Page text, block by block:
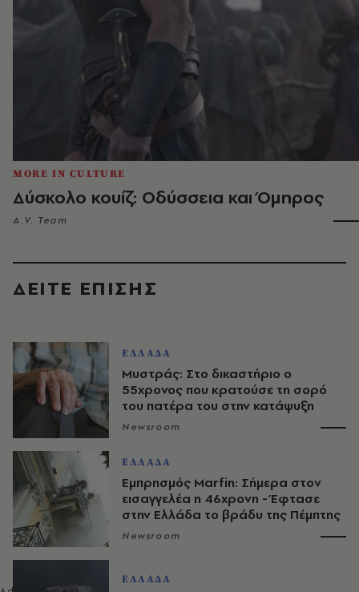
MORE IN CULTURE
Δύσκολο κουίζ: Οδύσσεια και Όμηρος
A.V. Team
ΔΕΙΤΕ ΕΠΙΣΗΣ
ΕΛΛΑΔΑ
Μυστράς: Στο δικαστήριο ο
55χρονος που κρατούσε τη σορό
του πατέρα του στην κατάψυξη
Newsroom
ΕΛΛΑΔΑ
Εμπρησμός Marfin: Σήμερα στον
εισαγγελέα η 46χρονη - Έφτασε
στην Ελλάδα το βράδυ της Πέμπτης
Newsroom
ΕΛΛΑΔΑ